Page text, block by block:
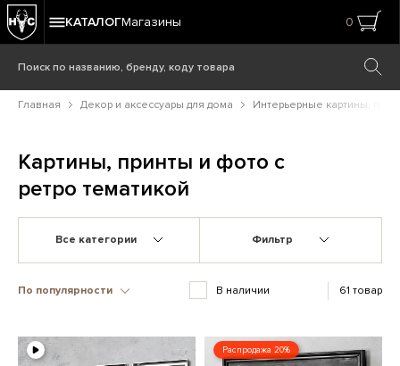
КАТАЛОГМагазины 0
Главная Декор и аксессуары для дома Интерьерные картины,
Картины, принты и фото с
ретро тематикой
Все категории Фильтр
По популярности В наличии 61 товар
Распродажа 20%